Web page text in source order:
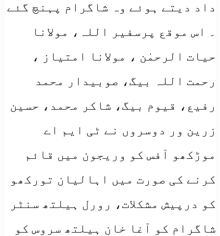
داد دیتے ہوئے وہ شاگرام پہنچ گئے
۔ اس موقع پرسفیر اللہ، مولانا
حیات الرحمٰن ، مولانا امتیاز ،
رحمت اللہ بیگ، صوبیدار محمد
رفیع، قیوم بیگ، شاکر محمد، حسین
زرین ور دوسروں نے ٹی ایم اے
موڑکھو آفس کو وریجون میں قائم
کرنے کی صورت میں اہالیان تورکھو
کو درپیش مشکلات، رورل ہیلتھ سنٹر
شاگرام کو آغا خان ہیلتھ سروس کو